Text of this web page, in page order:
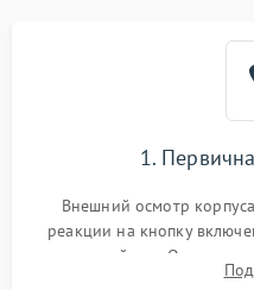
1.
Внешний осмотр
реакции на кнопку
устройства. Оценка
лабораторного блока